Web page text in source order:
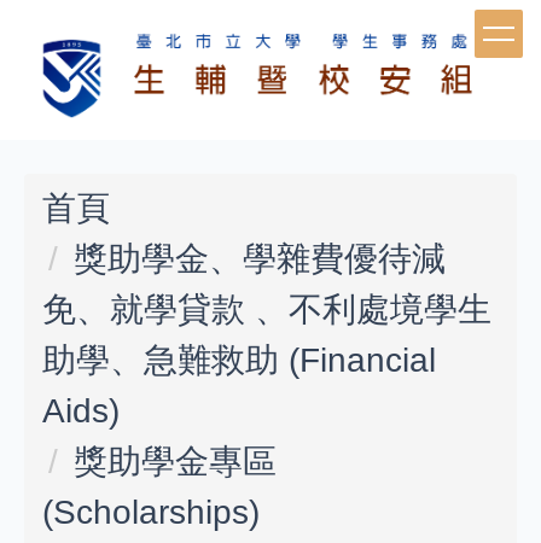
到
區
首頁
獎助學金、學雜費優待減
免、就學貸款 、不利處境學生
助學、急難救助 (Financial
Aids)
獎助學金專區
(Scholarships)